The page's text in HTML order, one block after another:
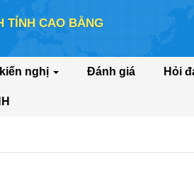
TỈNH CAO BẰNG
nghị Đánh giá Hỏi